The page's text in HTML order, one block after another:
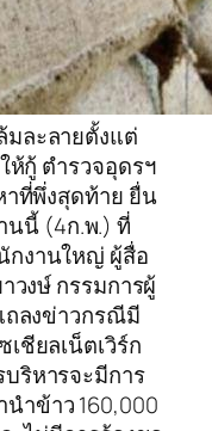
มละลายตั้งแต่
ห้กู้ ตำรวจอุดรฯ
าที่พึ่งสุดท้าย ยื่น
นนี้ (4ก.พ.) ที่
กงานใหญ่ ผู้สื่อ
วงษ์ กรรมการผู้
ถลงข่าวกรณีมี
ชียลเน็ตเวิร์ก
ริหารจะมีการ
ำข้าว 160,000